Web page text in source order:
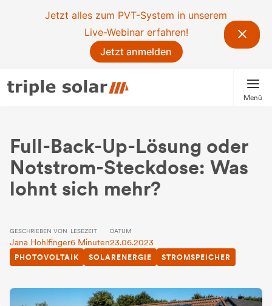
Jetzt alles zum PVT-System in unserem
Live-Webinar erfahren!
Jetzt anmelden
Menü
Full-Back-Up-Lösung oder
Notstrom-Steckdose: Was
lohnt sich mehr?
GESCHRIEBEN VON
Jana Hohlfinger
LESEZEIT
6 Minuten
DATUM
23.06.2023
PHOTOVOLTAIK SOLARENERGIE STROMSPEICHER